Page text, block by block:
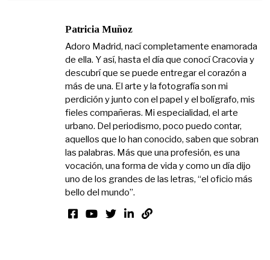
Patricia Muñoz
Adoro Madrid, nací completamente enamorada
de ella. Y así, hasta el día que conocí Cracovia y
descubrí que se puede entregar el corazón a
más de una. El arte y la fotografía son mi
perdición y junto con el papel y el bolígrafo, mis
fieles compañeras. Mi especialidad, el arte
urbano. Del periodismo, poco puedo contar,
aquellos que lo han conocido, saben que sobran
las palabras. Más que una profesión, es una
vocación, una forma de vida y como un día dijo
uno de los grandes de las letras, “el oficio más
bello del mundo”.